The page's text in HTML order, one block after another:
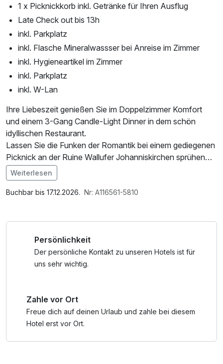
1 x Picknickkorb inkl. Getränke für Ihren Ausflug
Late Check out bis 13h
inkl. Parkplatz
inkl. Flasche Mineralwassser bei Anreise im Zimmer
inkl. Hygieneartikel im Zimmer
inkl. Parkplatz
inkl. W-Lan
Ihre Liebeszeit genießen Sie im Doppelzimmer Komfort
und einem 3-Gang Candle-Light Dinner in dem schön
idyllischen Restaurant.
Lassen Sie die Funken der Romantik bei einem gediegenen
Picknick an der Ruine Wallufer Johanniskirchen sprühen
und schaffen Sie Erinnerungen der Liebe hier in Walluf.
Im Angebot enthalten
Parkplatz, W-LAN Nutzung / Internetnutzung
Weiterlesen
Buchbar bis 17.12.2026. Nr: A116561-5810
Persönlichkeit
Der persönliche Kontakt zu unseren Hotels ist für
uns sehr wichtig.
Zahle vor Ort
Freue dich auf deinen Urlaub und zahle bei diesem
Hotel erst vor Ort.